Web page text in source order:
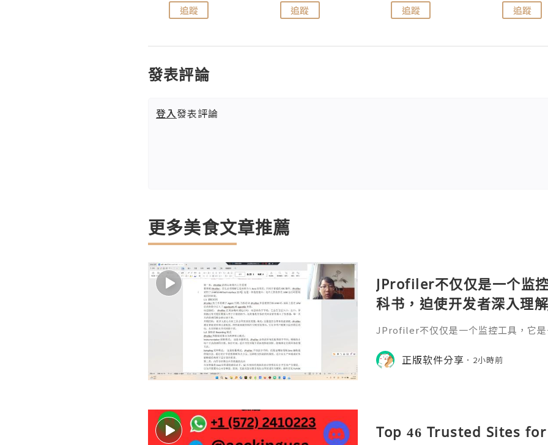
追蹤 追蹤 追蹤 追蹤
發表評論
登入發表評論
更多美食文章推薦
JProfiler不仅仅是一个监
科书，迫使开发者深入理
垃圾回收机制和并发原理
号。对于一名追求卓越的
JProfiler不仅仅是一个监控工具，它
化数据，它将抽象的性能问题具象化为
的Java工程师而言，掌握JProfiler是
正版软件分享 2小時前
Top 46 Trusted Sites